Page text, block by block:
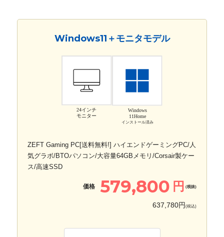
Windows11＋モニタモデル
24インチ
モニター
Windows
11Home
インストール済み
ZEFT Gaming PC[送料無料!] ハイエンドゲーミングPC/人
気グラボ/BTOパソコン/大容量64GBメモリ/Corsair製ケー
ス/高速SSD
価格 579,800 円 (税抜)
637,780円 (税込)